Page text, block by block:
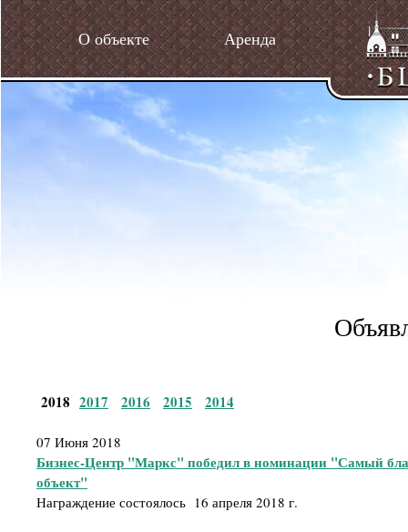
О объекте Аренда
2018 2017 2016 2015 2014
07 Июня 2018
Бизнес-Центр "Маркс" победил в номинации "Самый
объект"
Награждение состоялось 16 апреля 2018 г.